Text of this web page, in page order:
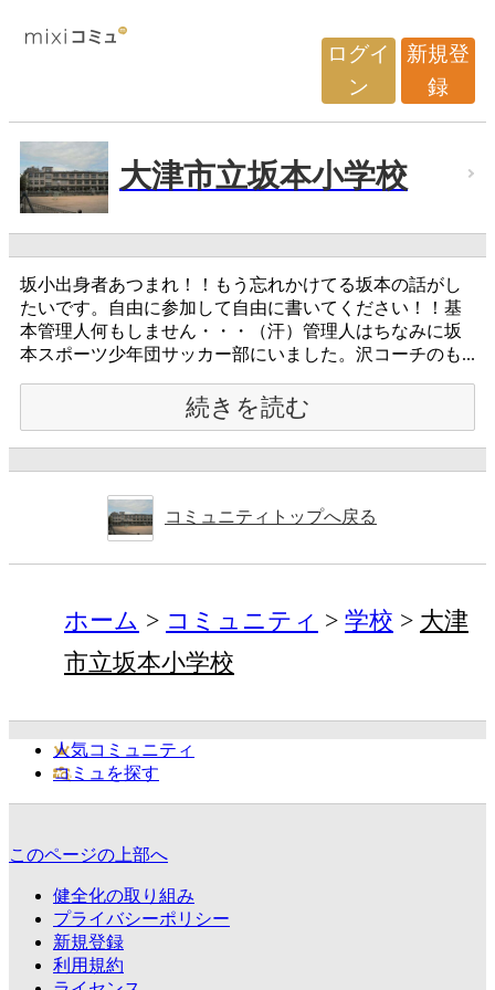
ログイ
ン
新規登
録
大津市立坂本小学校
坂小出身者あつまれ！！もう忘れかけてる坂本の話がし
たいです。自由に参加して自由に書いてください！！基
本管理人何もしません・・・（汗）管理人はちなみに坂
本スポーツ少年団サッカー部にいました。沢コーチのも...
続きを読む
コミュニティトップへ戻る
ホーム コミュニティ 学校
大津
市立坂本小学校
人気コミュニティ
コミュを探す
このページの上部へ
健全化の取り組み
プライバシーポリシー
新規登録
利用規約